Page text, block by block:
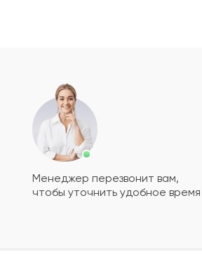
будет+?
Менеджер перезвонит вам,
чтобы уточнить удобное время